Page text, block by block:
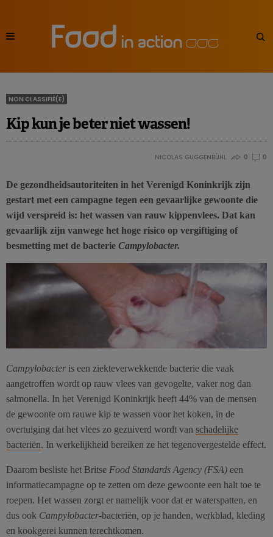
NON CLASSIFIÉ(E)
Kip kun je beter niet wassen!
NICOLAS GUGGENBÜHL 0 0
De gezondheidsautoriteiten in het Verenigd Koninkrijk zijn
gestart met een campagne tegen een gevaarlijke gewoonte die
wijd verspreid is: het wassen van rauw kippenvlees. Dat kan
gevaarlijk zijn vanwege het hoge risico op vergiftiging of
besmetting met de bacterie Campylobacter.
Campylobacter is een ziekteverwekkende bacterie die vaak
aangetroffen wordt op rauw vlees van gevogelte, vaker nog dan
salmonella. In het Verenigd Koninkrijk heeft 44% van de mensen
de gewoonte om rauwe kip te wassen voor het koken, in de
overtuiging dat het vlees zo gezuiverd wordt van schadelijke
bacteriën. In werkelijkheid bereiken ze het tegenovergestelde effect.
Daarom besliste het Britse Food Standards Agency (FSA) een
informatiecampagne op te zetten om deze gewoonte een halt toe te
roepen. Het wassen zorgt er namelijk voor dat er waterspatten, en
dus ook Campylobacter-bacteriën op je handen, werkblad, kleding
en kookgerei kunnen terechtkomen.